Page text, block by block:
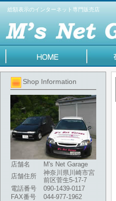
総額表示のインターネット専門販売店
Shop Information
店舗名
M's Net Garage
店舗住所
神奈川県川崎市宮
前区菅生5-17-7
電話番号
090-1439-0117
FAX番号
044-977-1962